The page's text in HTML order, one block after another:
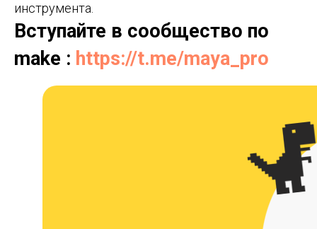
инструмента.
Вступайте в сообщество по
make : https://t.me/maya_pro